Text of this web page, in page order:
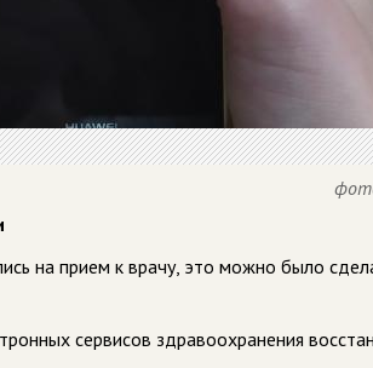
на прием к врачу, это можно было
сервисов здравоохранения